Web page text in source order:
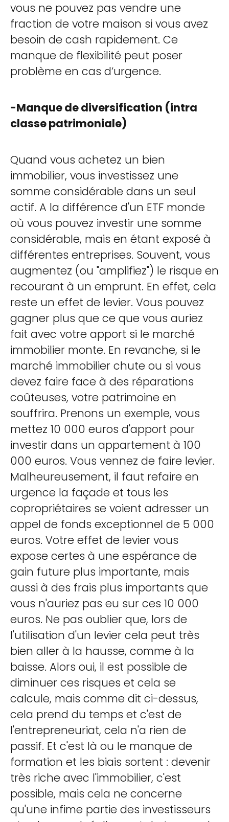
vous ne pouvez pas vendre une
fraction de votre maison si vous avez
besoin de cash rapidement. Ce
manque de flexibilité peut poser
problème en cas d’urgence.
-Manque de diversification (intra
classe patrimoniale)
Quand vous achetez un bien
immobilier, vous investissez une
somme considérable dans un seul
actif. A la différence d'un ETF monde
où vous pouvez investir une somme
considérable, mais en étant exposé à
différentes entreprises. Souvent, vous
augmentez (ou "amplifiez") le risque en
recourant à un emprunt. En effet, cela
reste un effet de levier. Vous pouvez
gagner plus que ce que vous auriez
fait avec votre apport si le marché
immobilier monte. En revanche, si le
marché immobilier chute ou si vous
devez faire face à des réparations
coûteuses, votre patrimoine en
souffrira. Prenons un exemple, vous
mettez 10 000 euros d'apport pour
investir dans un appartement à 100
000 euros. Vous vennez de faire levier.
Malheureusement, il faut refaire en
urgence la façade et tous les
copropriétaires se voient adresser un
appel de fonds exceptionnel de 5 000
euros. Votre effet de levier vous
expose certes à une espérance de
gain future plus importante, mais
aussi à des frais plus importants que
vous n'auriez pas eu sur ces 10 000
euros. Ne pas oublier que, lors de
l'utilisation d'un levier cela peut très
bien aller à la hausse, comme à la
baisse. Alors oui, il est possible de
diminuer ces risques et cela se
calcule, mais comme dit ci-dessus,
cela prend du temps et c'est de
l'entrepreneuriat, cela n'a rien de
passif. Et c'est là ou le manque de
formation et les biais sortent : devenir
très riche avec l'immobilier, c'est
possible, mais cela ne concerne
qu'une infime partie des investisseurs